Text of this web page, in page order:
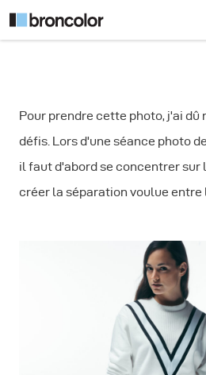
blanc sur
Pour prendre cette photo, j'ai
défis. Lors d'une séance photo
il faut d'abord se concentrer
créer la séparation voulue entre